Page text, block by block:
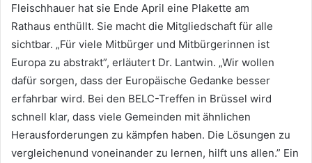
Fleischhauer hat sie Ende April eine Plakette am
Rathaus enthüllt. Sie macht die Mitgliedschaft für alle
sichtbar. „Für viele Mitbürger und Mitbürgerinnen ist
Europa zu abstrakt”, erläutert Dr. Lantwin. „Wir wollen
dafür sorgen, dass der Europäische Gedanke besser
erfahrbar wird. Bei den BELC-Treffen in Brüssel wird
schnell klar, dass viele Gemeinden mit ähnlichen
Herausforderungen zu kämpfen haben. Die Lösungen zu
vergleichenund voneinander zu lernen, hilft uns allen.” Ein